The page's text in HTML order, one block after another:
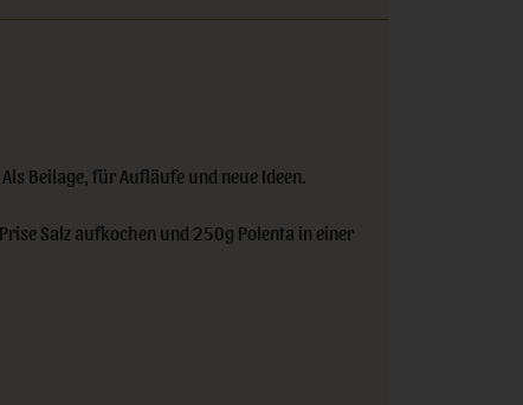
Beilage, für Aufläufe und neue Ideen.
Salz aufkochen und 250g Polenta in einer